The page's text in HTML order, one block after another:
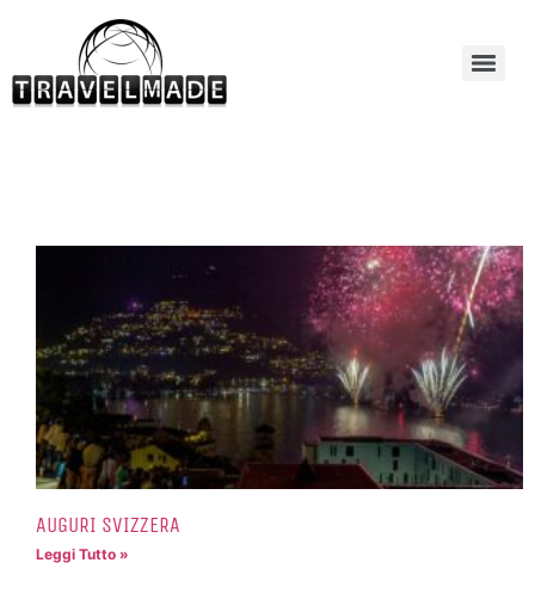
AUGURI SVIZZERA
Leggi Tutto »